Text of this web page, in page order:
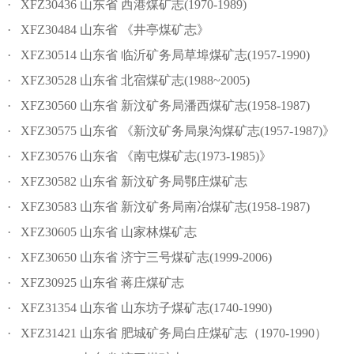
· XFZ30436 山东省 西港煤矿志(1970-1989)
· XFZ30484 山东省 《井亭煤矿志》
· XFZ30514 山东省 临沂矿务局草埠煤矿志(1957-1990)
· XFZ30528 山东省 北宿煤矿志(1988~2005)
· XFZ30560 山东省 新汶矿务局潘西煤矿志(1958-1987)
· XFZ30575 山东省 《新汶矿务局泉沟煤矿志(1957-1987)》
· XFZ30576 山东省 《南屯煤矿志(1973-1985)》
· XFZ30582 山东省 新汶矿务局鄂庄煤矿志
· XFZ30583 山东省 新汶矿务局南冶煤矿志(1958-1987)
· XFZ30605 山东省 山家林煤矿志
· XFZ30650 山东省 济宁三号煤矿志(1999-2006)
· XFZ30925 山东省 蒋庄煤矿志
· XFZ31354 山东省 山东坊子煤矿志(1740-1990)
· XFZ31421 山东省 肥城矿务局白庄煤矿志（1970-1990）